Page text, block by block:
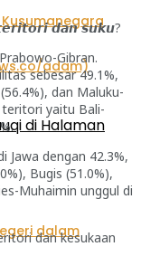
di Halaman
𝙙𝙖𝙣 𝙨𝙪𝙠𝙪?
Gibran.
sebesar 49.1%,
dan Maluku-
teritori yaitu Bali-
Jawa dengan 42.3%,
Bugis (51.0%),
Muhaimin unggul di
dan kesukaan